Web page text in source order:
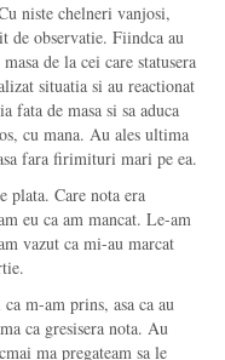
niste chelneri vanjosi,
de observatie. Fiindca au
de la cei care statusera
situatia si au reactionat
fata de masa si sa aduca
cu mana. Au ales ultima
fara firimituri mari pe ea.
plata. Care nota era
eu ca am mancat. Le-am
vazut ca mi-au marcat
m-am prins, asa ca au
ca gresisera nota. Au
ma pregateam sa le